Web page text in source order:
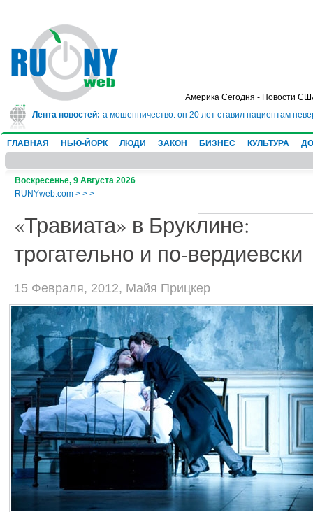
Америка Сегодня - Новости
Лента новостей:
тюрьму на 10 лет за мошенничество: он 20 лет ставил пациентам
ГЛАВНАЯ НЬЮ-ЙОРК ЛЮДИ ЗАКОН БИЗНЕС КУЛЬТУРА
Воскресенье, 9 Августа 2026
RUNYweb.com > > >
«Травиата» в Бруклине:
трогательно и по-вердиевски
15 Февраля, 2012, Майя Прицкер